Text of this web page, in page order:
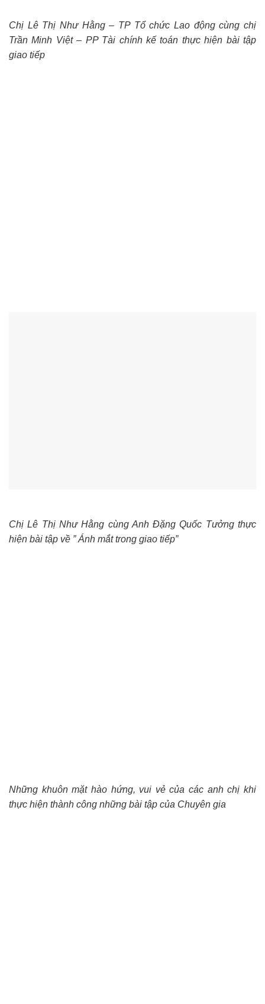
Chị Lê Thị Như Hằng – TP Tổ chức Lao động cùng chị
Trần Minh Việt – PP Tài chính kế toán thực hiện bài tập
giao tiếp
Chị Lê Thị Như Hằng cùng Anh Đặng Quốc Tưởng thực
hiện bài tập về ” Ánh mắt trong giao tiếp”
Những khuôn mặt hào hứng, vui vẻ của các anh chị khi
thực hiện thành công những bài tập của Chuyên gia